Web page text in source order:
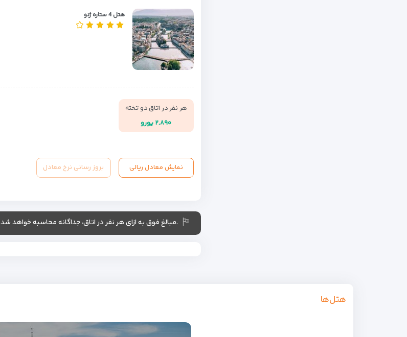
هتل 4 ستاره ژنو
هر نفر در اتاق دو تخته
۲,۸۹۰ یورو
نمایش معادل ریالی بروز رسانی نرخ معادل
.مبالغ فوق به ازای هر نفر در اتاق، جداگانه محاسبه خواهد شد
هتل‌ها